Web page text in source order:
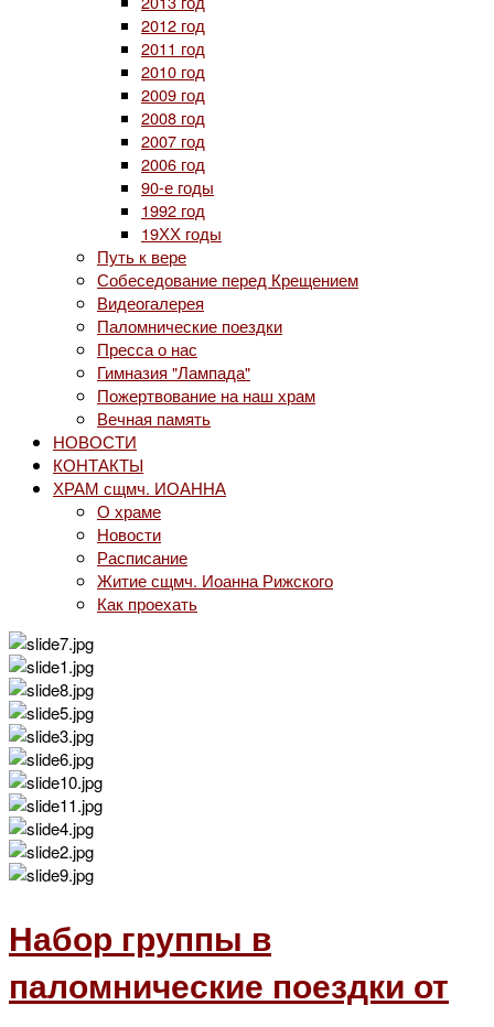
2012 год
2011 год
2010 год
2009 год
2008 год
2007 год
2006 год
90-е годы
1992 год
19ХХ годы
Путь к вере
Собеседование перед Крещением
Видеогалерея
Паломнические поездки
Пресса о нас
Гимназия "Лампада"
Пожертвование на наш храм
Вечная память
НОВОСТИ
КОНТАКТЫ
ХРАМ сщмч. ИОАННА
О храме
Новости
Расписание
Житие сщмч. Иоанна Рижского
Как проехать
Набор группы в
паломнические поездки от